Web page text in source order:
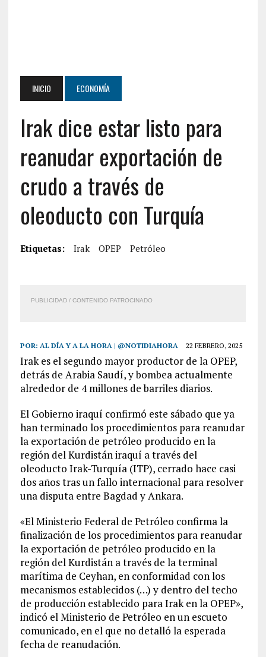
INICIO ECONOMÍA
Irak dice estar listo para
reanudar exportación de
crudo a través de
oleoducto con Turquía
Etiquetas: Irak OPEP Petróleo
PUBLICIDAD / CONTENIDO PATROCINADO
POR: AL DÍA Y A LA HORA | @NOTIDIAHORA 22 FEBRERO, 2025
Irak es el segundo mayor productor de la OPEP,
detrás de Arabia Saudí, y bombea actualmente
alrededor de 4 millones de barriles diarios.
El Gobierno iraquí confirmó este sábado que ya
han terminado los procedimientos para reanudar
la exportación de petróleo producido en la
región del Kurdistán iraquí a través del
oleoducto Irak-Turquía (ITP), cerrado hace casi
dos años tras un fallo internacional para resolver
una disputa entre Bagdad y Ankara.
«El Ministerio Federal de Petróleo confirma la
finalización de los procedimientos para reanudar
la exportación de petróleo producido en la
región del Kurdistán a través de la terminal
marítima de Ceyhan, en conformidad con los
mecanismos establecidos (…) y dentro del techo
de producción establecido para Irak en la OPEP»,
indicó el Ministerio de Petróleo en un escueto
comunicado, en el que no detalló la esperada
fecha de reanudación.